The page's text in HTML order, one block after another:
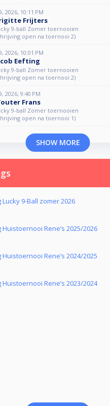
2026, 10:11 PM
Frijters
9-ball Zomer toernooien
open na toernooi 2)
2026, 10:01 PM
Eefting
9-ball Zomer toernooien
open na toernooi 2)
2026, 9:40 PM
Frans
9-ball Zomer toernooien
open na toernooi 1)
SHOW MORE
Lucky 9-Ball zomer 2026
Huistoernooi Rene’s 2025/2026
Huistoernooi Rene’s 2024/2025
Huistoernooi Rene’s 2023/2024